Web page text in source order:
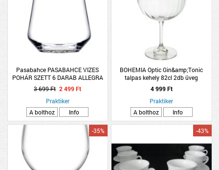
Pasabahce PASABAHCE VIZES
POHÁR SZETT 6 DARAB ALLEGRA
3 699 Ft 2 499 Ft
Praktiker
A bolthoz
Info
BOHEMIA Optic Gin&amp;Tonic
talpas kehely 82cl 2db üveg
4 999 Ft
Praktiker
A bolthoz
Info
-35% -43%